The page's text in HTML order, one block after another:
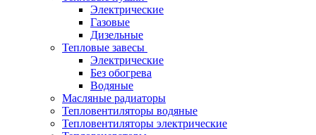
Электрические
Газовые
Дизельные
Тепловые завесы
Электрические
Без обогрева
Водяные
Масляные радиаторы
Тепловентиляторы водяные
Тепловентиляторы электрические